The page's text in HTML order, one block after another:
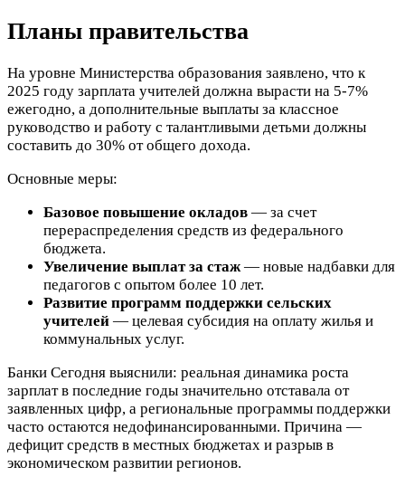
Планы правительства
На уровне Министерства образования заявлено, что к
2025 году зарплата учителей должна вырасти на 5-7%
ежегодно, а дополнительные выплаты за классное
руководство и работу с талантливыми детьми должны
составить до 30% от общего дохода.
Основные меры:
Базовое повышение окладов — за счет
перераспределения средств из федерального
бюджета.
Увеличение выплат за стаж— новые надбавки для
педагогов с опытом более 10 лет.
Развитие программ поддержки сельских
учителей — целевая субсидия на оплату жилья и
коммунальных услуг.
Банки Сегодня выяснили: реальная динамика роста
зарплат в последние годы значительно отставала от
заявленных цифр, а региональные программы поддержки
часто остаются недофинансированными. Причина —
дефицит средств в местных бюджетах и разрыв в
экономическом развитии регионов.